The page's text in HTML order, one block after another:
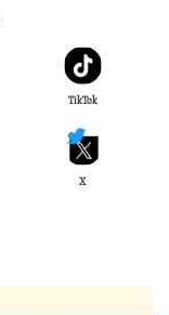
TikTok
X